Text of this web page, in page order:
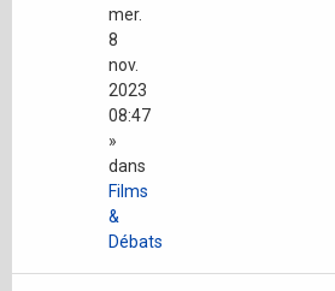
mer.
8
nov.
2023
08:47
»
dans
Films
&
Débats